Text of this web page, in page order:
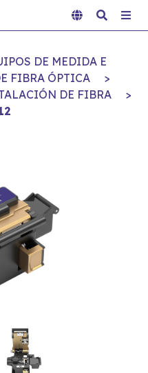
DE MEDIDA E
FIBRA ÓPTICA
>
DE FIBRA
>